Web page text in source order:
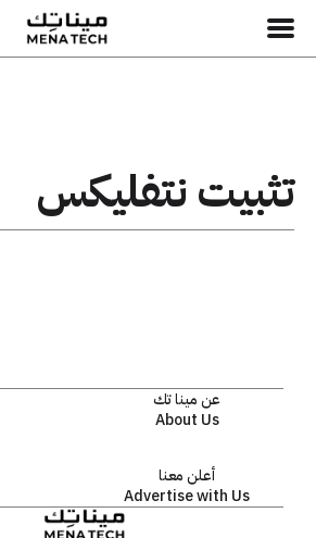
تثبيت نتفليكس
عن مينا تك
About Us
أعلن معنا
Advertise with Us